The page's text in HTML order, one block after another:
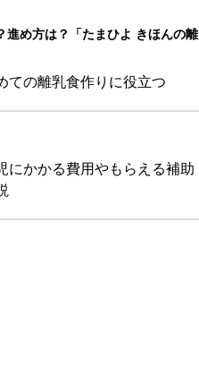
進め方は？「たまひよ きほんの離
ての離乳食作りに役立つ
にかかる費用やもらえる補助